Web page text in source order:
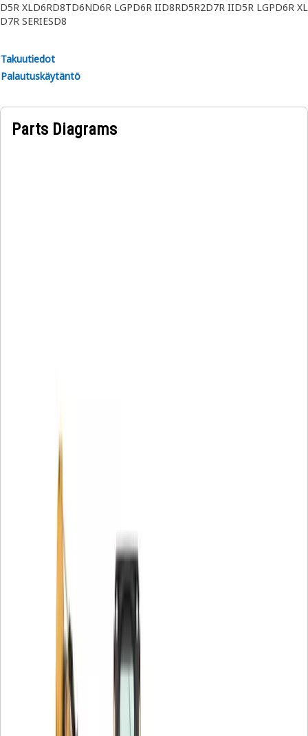
D5R XLD6RD8TD6ND6R LGPD6R IID8RD5R2D7R IID5R LGPD6R XL
D7R SERIESD8
Takuutiedot
Palautuskäytäntö
Parts Diagrams